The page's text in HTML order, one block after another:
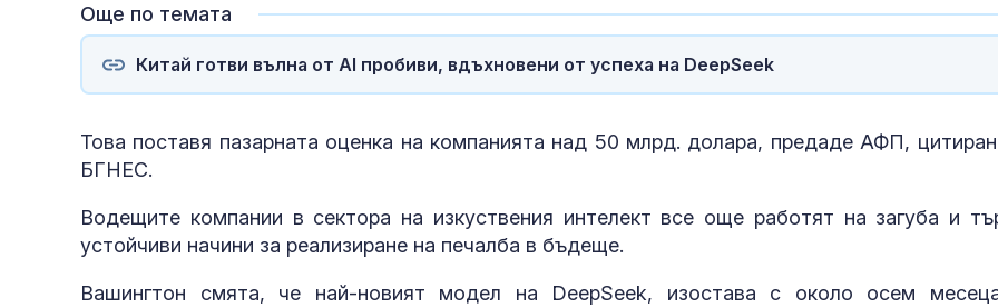
Още по темата
Китай готви вълна от AI пробиви, вдъхновени от успеха на DeepSeek
Това поставя пазарната оценка на компанията над 50 млрд. долара, предаде АФП,
БГНЕС.
Водещите компании в сектора на изкуствения интелект все още работят на загуба и
устойчиви начини за реализиране на печалба в бъдеще.
Вашингтон смята, че най-новият модел на DeepSeek, изостава с около осем
е
Топлес лято